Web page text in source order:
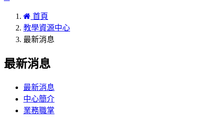
首頁
教學資源中心
最新消息
最新消息
最新消息
中心簡介
業務職掌